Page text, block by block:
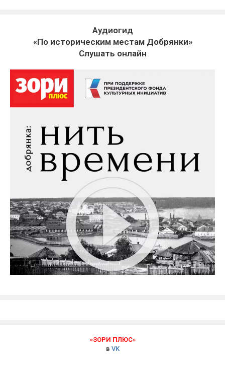
Аудиогид
«По историческим местам Добрянки»
Слушать онлайн
«ЗОРИ ПЛЮС»
в VK